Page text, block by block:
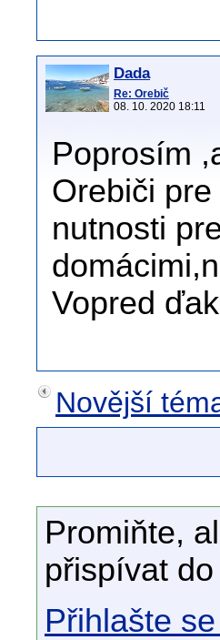
Dada
Re: Orebič
08. 10. 2020 18:11
Poprosím
Orebiči
nutnosti
Vopred
Novější
Promiňte,
přispívat
Přihlašte